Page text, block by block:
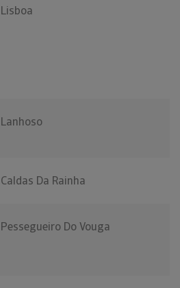
Lisboa
Lanhoso
Caldas Da Rainha
Pessegueiro Do Vouga